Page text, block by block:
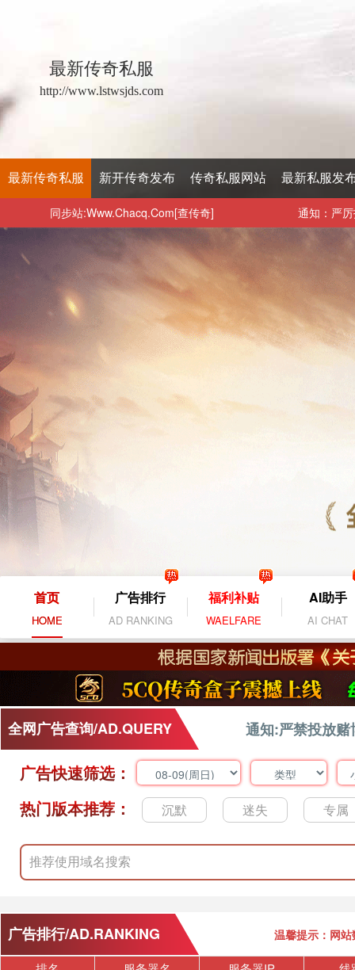
最新传奇私服
http://www.lstwsjds.com
最新传奇私服 新开传奇发布 传奇私服网站 最新私服发